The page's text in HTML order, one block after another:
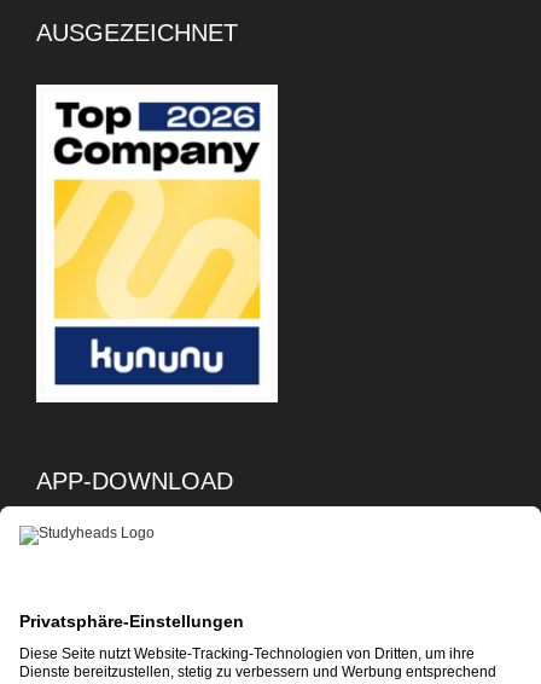
AUSGEZEICHNET
APP-DOWNLOAD